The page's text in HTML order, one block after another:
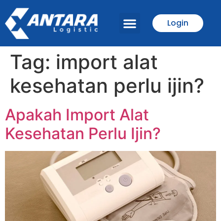
Login
Tag: import alat
kesehatan perlu ijin?
Apakah Import Alat
Kesehatan Perlu Ijin?